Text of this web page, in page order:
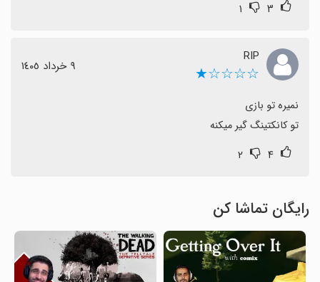
۳ ۱
RIP
☆☆☆☆★ ٩ خرداد ١٤٠٥
تو کانکتینگ گیر میکنه
۴ ۲
رایگان تماشا کن